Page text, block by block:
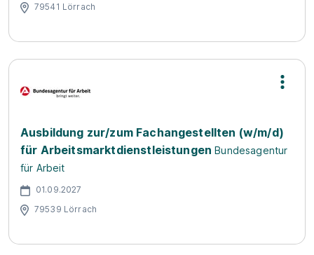
79541 Lörrach
Ausbildung zur/zum Fachangestellten (w/m/d)
für Arbeitsmarktdienstleistungen Bundesagentur
für Arbeit
01.09.2027
79539 Lörrach